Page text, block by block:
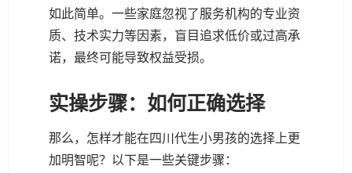
如此简单。一些家庭忽视了服务机构的专业资
质、技术实力等因素，盲目追求低价或过高承
诺，最终可能导致权益受损。
实操步骤：如何正确选择
那么，怎样才能在四川代生小男孩的选择上更
加明智呢？以下是一些关键步骤：